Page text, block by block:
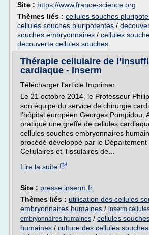
Site : https://www.france-science.org
Thèmes liés : cellules souches
cellules souches pluripotentes /
souches embryonnaires / cellules
decouverte cellules souches
Thérapie cellulaire de
cardiaque - Inserm
Télécharger l'article Imprimer
Le 21 octobre 2014, le Professeur
son équipe du service de chirurgie
l'hôpital européen Georges Pompidou,
pratiqué une greffe de cellules
cellules souches embryonnaires
procédé développé par le
Cellulaires et Tissulaires de...
Lire la suite
Site : presse.inserm.fr
Thèmes liés : utilisation des cellules
embryonnaires humaines / inserm
embryonnaires humaines / cellules
humaines / culture des cellules